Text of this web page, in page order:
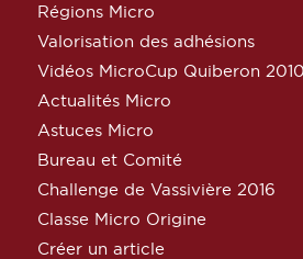
Régions Micro
Valorisation des adhésions
Vidéos MicroCup Quiberon 2010
Actualités Micro
Astuces Micro
Bureau et Comité
Challenge de Vassivière 2016
Classe Micro Origine
Créer un article